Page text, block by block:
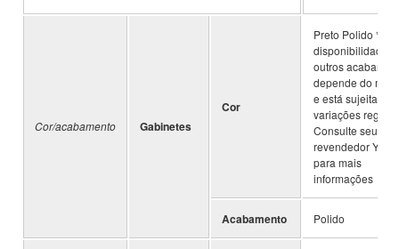
Cor/acabamento Gabinetes
Cor
Preto Polido *A
disponibilidade
outros
depende do
e está sujeita a
variações
Consulte seu
revendedor
para mais
informações
Acabamento Polido